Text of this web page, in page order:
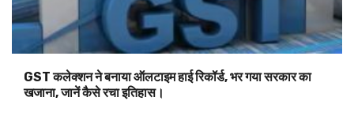
GST कलेक्शन ने बनाया ऑलटाइम हाई रिकॉर्ड, भर गया सरकार का
खजाना, जानें कैसे रचा इतिहास।